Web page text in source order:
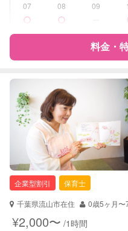
障がい児対応 対
絵
そ
定期予約 可能
お子様の撮影
（定期特典）
対
07
08 09
料金・
特徴 レビュー
サポートの特徴
企
自
保育
ド
企業型割引
保育士
千葉県流山市在住
0歳5ヶ月〜
¥2,000〜 /1時間